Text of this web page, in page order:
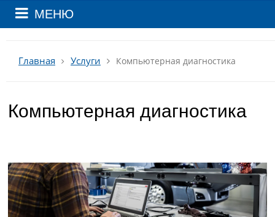
МЕНЮ
Главная Услуги Компьютерная диагностика
Компьютерная диагностика